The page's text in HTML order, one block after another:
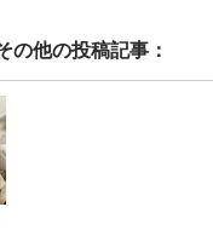
の他の投稿記事：